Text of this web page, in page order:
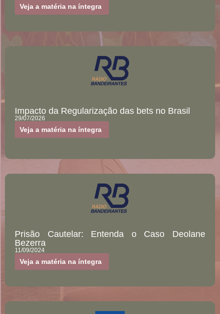
Veja a matéria na íntegra
Impacto da Regularização das bets no Brasil
29/07/2026
Veja a matéria na íntegra
Prisão Cautelar: Entenda o Caso Deolane
Bezerra
11/09/2024
Veja a matéria na íntegra